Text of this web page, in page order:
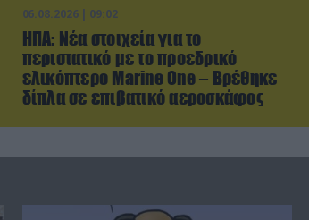
06.08.2026 | 09:02
ΗΠΑ: Nέα στοιχεία για το
περιστατικό με το προεδρικό
ελικόπτερο Marine One – Βρέθηκε
δίπλα σε επιβατικό αεροσκάφος